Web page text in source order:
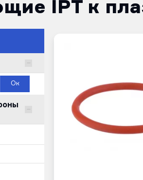
IPT к
Ок